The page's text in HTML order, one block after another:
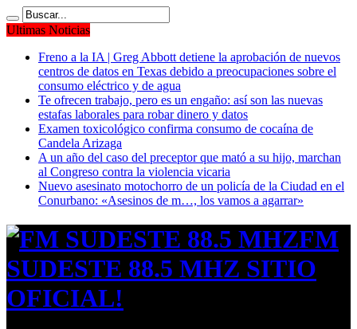
Ultimas Noticias
Freno a la IA | Greg Abbott detiene la aprobación de nuevos
centros de datos en Texas debido a preocupaciones sobre el
consumo eléctrico y de agua
Te ofrecen trabajo, pero es un engaño: así son las nuevas
estafas laborales para robar dinero y datos
Examen toxicológico confirma consumo de cocaína de
Candela Arizaga
A un año del caso del preceptor que mató a su hijo, marchan
al Congreso contra la violencia vicaria
Nuevo asesinato motochorro de un policía de la Ciudad en el
Conurbano: «Asesinos de m…, los vamos a agarrar»
FM
SUDESTE 88.5 MHZ SITIO
OFICIAL!